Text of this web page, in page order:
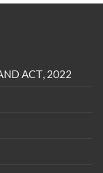
ACT, 2022